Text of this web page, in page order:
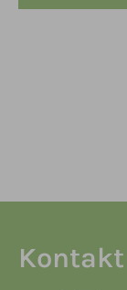
Kontakt